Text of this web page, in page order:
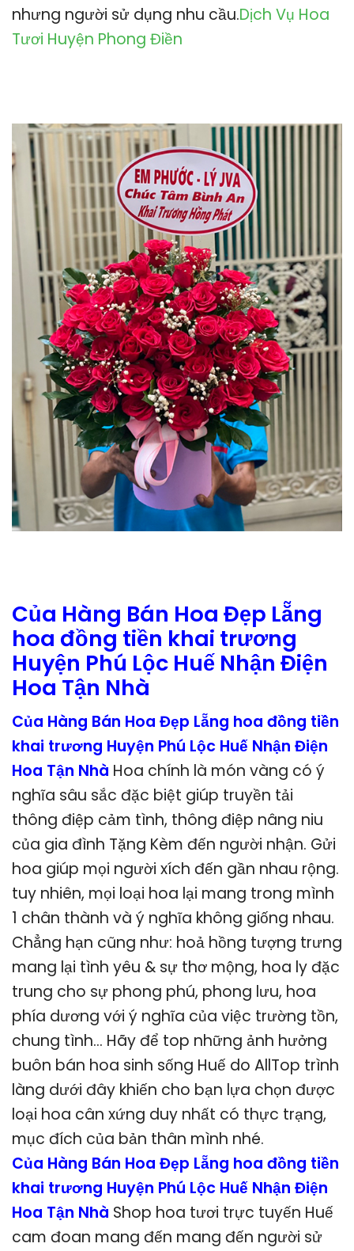
nhưng người sử dụng nhu cầu.Dịch Vụ Hoa
Tươi Huyện Phong Điền
Của Hàng Bán Hoa Đẹp Lẵng
hoa đồng tiền khai trương
Huyện Phú Lộc Huế Nhận Điện
Hoa Tận Nhà
Của Hàng Bán Hoa Đẹp Lẵng hoa đồng tiền
khai trương Huyện Phú Lộc Huế Nhận Điện
Hoa Tận Nhà Hoa chính là món vàng có ý
nghĩa sâu sắc đặc biệt giúp truyền tải
thông điệp cảm tình, thông điệp nâng niu
của gia đình Tặng Kèm đến người nhận. Gửi
hoa giúp mọi người xích đến gần nhau rộng.
tuy nhiên, mọi loại hoa lại mang trong mình
1 chân thành và ý nghĩa không giống nhau.
Chẳng hạn cũng như: hoả hồng tượng trưng
mang lại tình yêu & sự thơ mộng, hoa ly đặc
trung cho sự phong phú, phong lưu, hoa
phía dương với ý nghĩa của việc trường tồn,
chung tình… Hãy để top những ảnh hưởng
buôn bán hoa sinh sống Huế do AllTop trình
làng dưới đây khiến cho bạn lựa chọn được
loại hoa cân xứng duy nhất có thực trạng,
mục đích của bản thân mình nhé.
Của Hàng Bán Hoa Đẹp Lẵng hoa đồng tiền
khai trương Huyện Phú Lộc Huế Nhận Điện
Hoa Tận Nhà Shop hoa tươi trực tuyến Huế
cam đoan mang đến mang đến người sử